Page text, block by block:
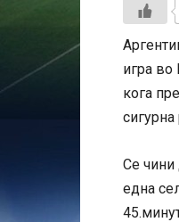
игра во
кога
сигурна
Се чини
една